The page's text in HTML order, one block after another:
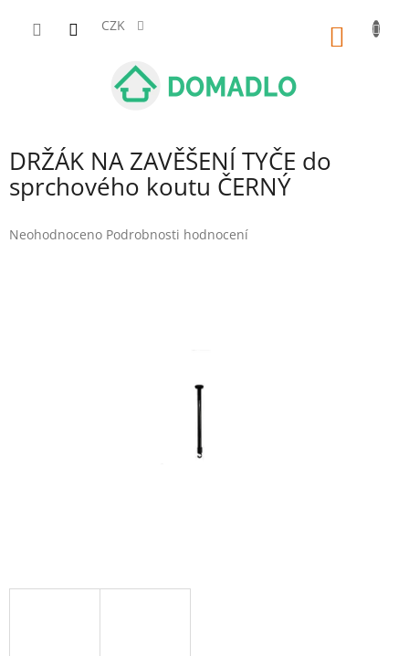
CZK
DRŽÁK NA ZAVĚŠENÍ TYČE do
sprchového koutu ČERNÝ
Průměrné
Neohodnoceno Podrobnosti hodnocení